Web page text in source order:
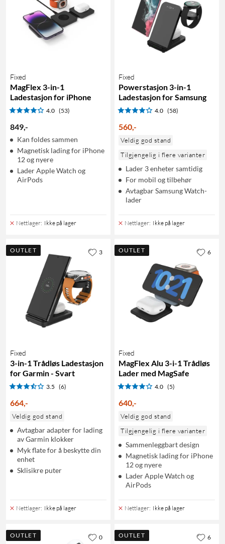
Fixed
MagFlex 3-in-1
Ladestasjon for iPhone
4.0 (53)
849,-
Kan foldes sammen
Magnetisk lading for iPhone
12 og nyere
Lader Apple Watch og
AirPods
Nettlager: Ikke på lager
Fixed
Powerstasjon 3-in-1
Ladestasjon for Samsung
4.0 (58)
560,-
Veldig god stand
Tilgjengelig i flere varianter
Lader 3 enheter samtidig
For mobil og tilbehør
Avtagbar Samsung Watch-
lader
Nettlager: Ikke på lager
OUTLET
Fixed
3-in-1 Trådløs Ladestasjon
for Garmin - Svart
3.5 (6)
664,-
Veldig god stand
Avtagbar adapter for lading
av Garmin klokker
Myk flate for å beskytte din
enhet
Sklisikre puter
Nettlager: Ikke på lager
3 OUTLET
Fixed
MagFlex Alu 3-i-1 Trådløs
Lader med MagSafe
4.0 (5)
640,-
Veldig god stand
Tilgjengelig i flere varianter
Sammenleggbart design
Magnetisk lading for iPhone
12 og nyere
Lader Apple Watch og
AirPods
Nettlager: Ikke på lager
6
OUTLET 0 OUTLET 6